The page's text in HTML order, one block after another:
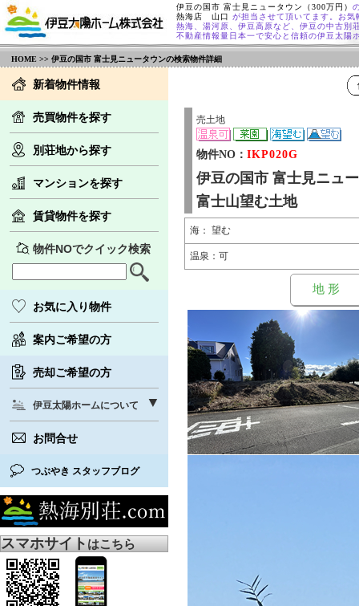
伊豆の国市 富士見ニュータウン（300万円）
熱海店 山口 が担当させて頂いてます。お気
熱海、湯河原、伊豆高原など、伊豆の中古別
不動産情報量日本一で安心と信頼の伊豆太陽
HOME >> 伊豆の国市 富士見ニュータウンの検索物件詳細
新着物件情報
売買物件を探す
別荘地から探す
マンションを探す
賃貸物件を探す
物件NOでクイック検索
お気に入り物件
案内ご希望の方
売却ご希望の方
伊豆太陽ホームについて
お問合せ
つぶやき スタッフブログ
スマホサイトはこちら
売土地
物件NO： IKP020G
伊豆の国市 富士見ニュ
富士山望む土地
海： 望む
温泉：可
地 形